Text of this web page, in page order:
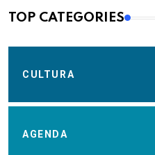
TOP CATEGORIES
CULTURA
AGENDA